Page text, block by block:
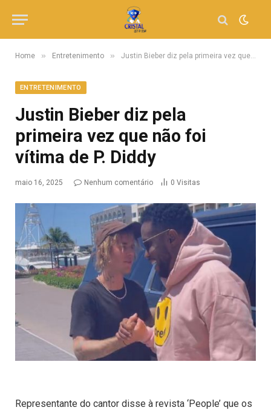
Home » Entretenimento » Justin Bieber diz pela primeira vez que não foi vítima de P. Diddy
ENTRETENIMENTO
Justin Bieber diz pela
primeira vez que não foi
vítima de P. Diddy
maio 16, 2025 Nenhum comentário 0 Visitas
Representante do cantor disse à revista ‘People’ que os